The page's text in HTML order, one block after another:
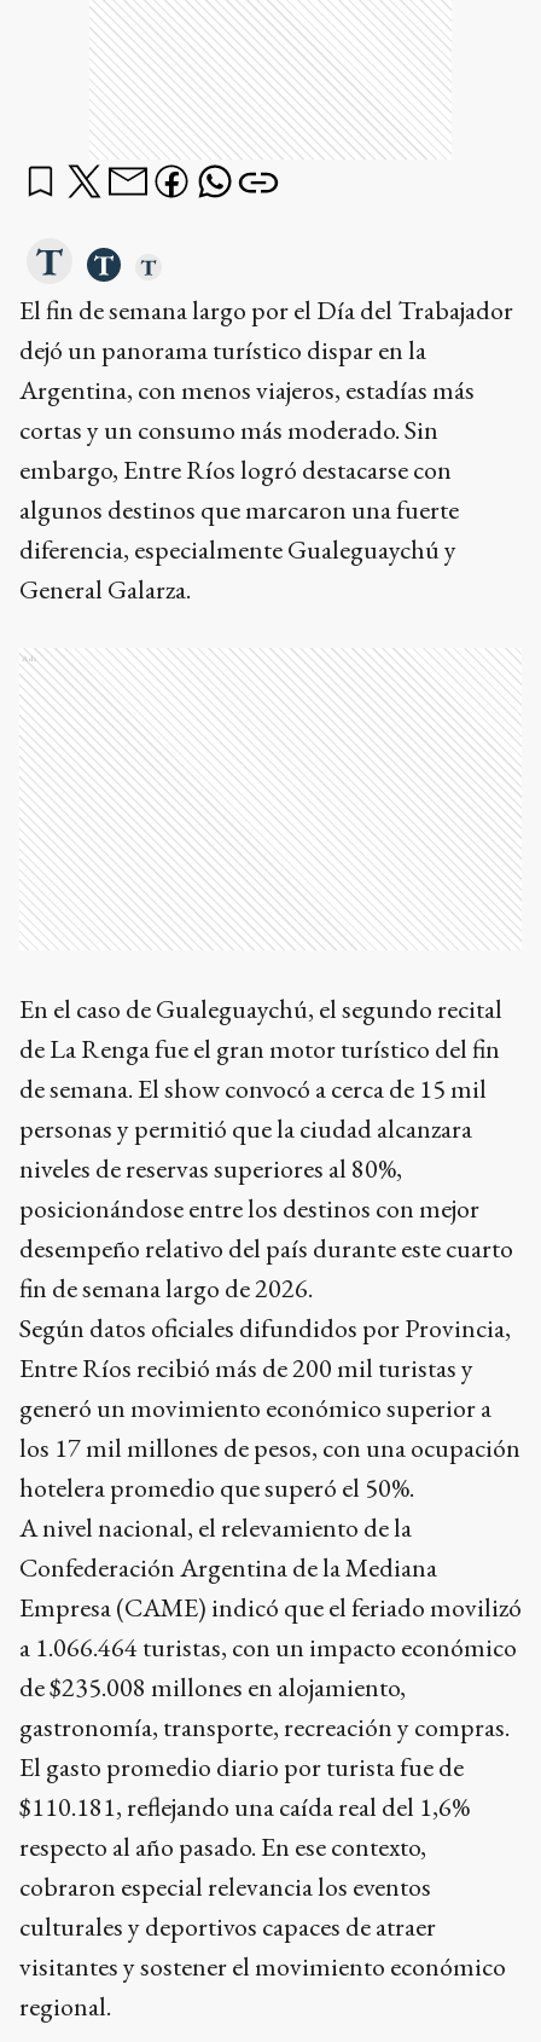
El fin de semana largo por el Día del Trabajador
dejó un panorama turístico dispar en la
Argentina, con menos viajeros, estadías más
cortas y un consumo más moderado. Sin
embargo, Entre Ríos logró destacarse con
algunos destinos que marcaron una fuerte
diferencia, especialmente Gualeguaychú y
General Galarza.
Ads
En el caso de Gualeguaychú, el segundo recital
de La Renga fue el gran motor turístico del fin
de semana. El show convocó a cerca de 15 mil
personas y permitió que la ciudad alcanzara
niveles de reservas superiores al 80%,
posicionándose entre los destinos con mejor
desempeño relativo del país durante este cuarto
fin de semana largo de 2026.
Según datos oficiales difundidos por Provincia,
Entre Ríos recibió más de 200 mil turistas y
generó un movimiento económico superior a
los 17 mil millones de pesos, con una ocupación
hotelera promedio que superó el 50%.
A nivel nacional, el relevamiento de la
Confederación Argentina de la Mediana
Empresa (CAME) indicó que el feriado movilizó
a 1.066.464 turistas, con un impacto económico
de $235.008 millones en alojamiento,
gastronomía, transporte, recreación y compras.
El gasto promedio diario por turista fue de
$110.181, reflejando una caída real del 1,6%
respecto al año pasado. En ese contexto,
cobraron especial relevancia los eventos
culturales y deportivos capaces de atraer
visitantes y sostener el movimiento económico
regional.